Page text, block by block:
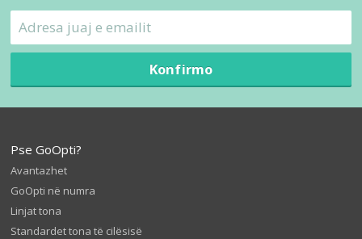
Konfirmo
Pse GoOpti?
Avantazhet
GoOpti në numra
Linjat tona
Standardet tona të cilësisë